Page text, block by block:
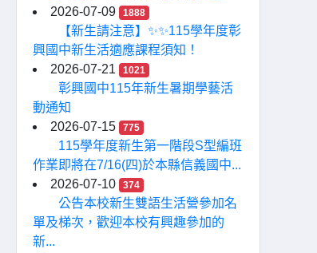
2026-07-09
1888
【新生請注意】✨✨115學年度彰
興國中新生活適應課程須知！
2026-07-21
1021
彰興國中115年新生暑期學藝活
動通知
2026-07-15
775
115學年度新生第一階段S型編班
作業即將在7/16(四)於本縣信義國中...
2026-07-10
374
公告本校新生雙語生活營參加名
單及梯次，歡迎本校有興趣參加的
新...